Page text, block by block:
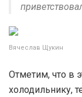
Вячеслав Щукин
Отметим, что в
холодильнику,